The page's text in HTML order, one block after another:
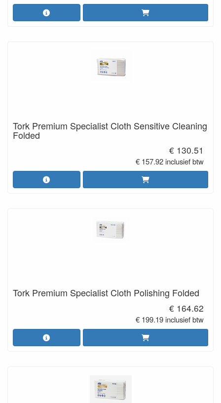
Tork Premium Specialist Cloth Sensitive Cleaning
Folded
€ 130.51
€ 157.92 inclusief btw
Tork Premium Specialist Cloth Polishing Folded
€ 164.62
€ 199.19 inclusief btw